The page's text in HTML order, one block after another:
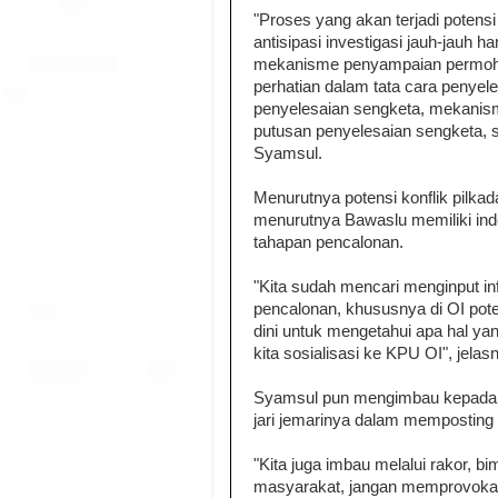
"Proses yang akan terjadi
antisipasi investigasi jauh-jauh
mekanisme penyampaian
perhatian dalam tata cara
penyelesaian sengketa,
putusan penyelesaian sengketa,
Syamsul.
Menurutnya potensi konflik
menurutnya Bawaslu memiliki
tahapan pencalonan.
"Kita sudah mencari menginput
pencalonan, khususnya di OI
dini untuk mengetahui apa hal
kita sosialisasi ke KPU OI",
Syamsul pun mengimbau
jari jemarinya dalam
"Kita juga imbau melalui rakor,
masyarakat, jangan